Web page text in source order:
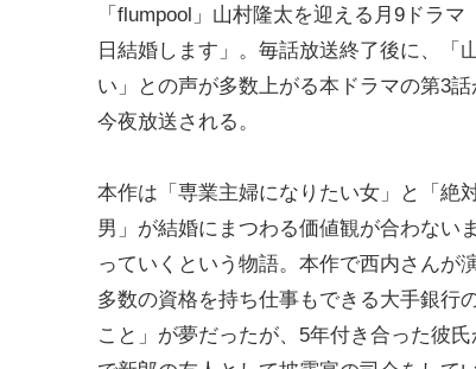
「flumpool」山村隆太を迎える月9ドラマ
日結婚します」。毎話放送終了後に、「
い」との声が多数上がる本ドラマの第3話
今夜放送される。
本作は「専業主婦になりたい女」と「絶
男」が結婚にまつわる価値観が合わない
っていくという物語。本作で西内さんが
多数の資格を持ち仕事もできる大手銀行
こと」が夢だったが、5年付き合った彼